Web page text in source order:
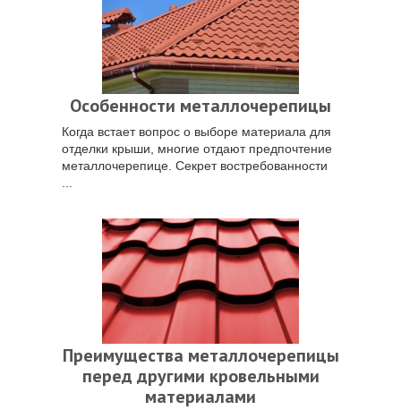
Особенности металлочерепицы
Когда встает вопрос о выборе материала для
отделки крыши, многие отдают предпочтение
металлочерепице. Секрет востребованности
...
Преимущества металлочерепицы
перед другими кровельными
материалами